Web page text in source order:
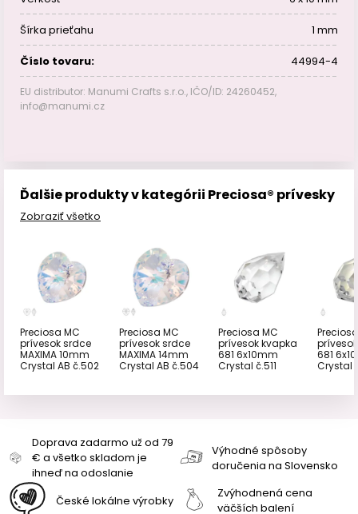
Šírka prieťahu 1 mm
Číslo tovaru: 44994-4
EU distributor: Manumi Crafts s.r.o., IČO/ID: 24260452,
info@manumi.cz
Ďalšie produkty v kategórii Preciosa® prívesky
Zobraziť všetko
Preciosa MC
prívesok srdce
MAXIMA 10mm
Crystal AB č.502
Preciosa MC
prívesok srdce
MAXIMA 14mm
Crystal AB č.504
Preciosa MC
prívesok kvapka
681 6x10mm
Crystal č.511
681
Crystal
Doprava zadarmo už od 79
€ a všetko skladom je
ihneď na odoslanie
Výhodné spôsoby
doručenia na Slovensko
České lokálne výrobky
Zvýhodnená cena
väčších balení